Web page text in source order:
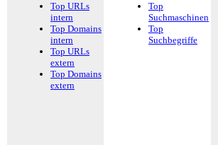
Top URLs
intern
Top Domains
intern
Top URLs
extern
Top Domains
extern
Top
Suchmaschinen
Top
Suchbegriffe